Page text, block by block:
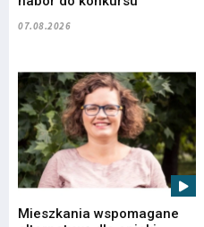
07.08.2026
Mieszkania wspomagane